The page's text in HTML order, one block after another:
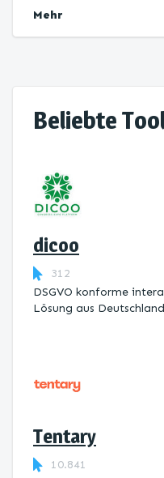
Mehr
Beliebte
dicoo
312
DSGVO konforme
Lösung aus Deutschland
Tentary
10.841